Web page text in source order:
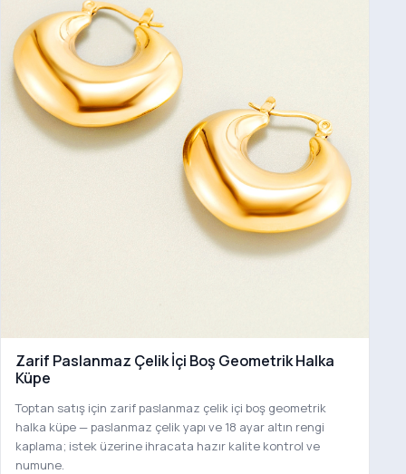
Zarif Paslanmaz Çelik İçi Boş Geometrik Halka
Küpe
Toptan satış için zarif paslanmaz çelik içi boş geometrik
halka küpe — paslanmaz çelik yapı ve 18 ayar altın rengi
kaplama; istek üzerine ihracata hazır kalite kontrol ve
numune.